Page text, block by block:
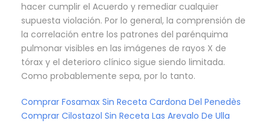
hacer cumplir el Acuerdo y remediar cualquier
supuesta violación. Por lo general, la comprensión de
la correlación entre los patrones del parénquima
pulmonar visibles en las imágenes de rayos X de
tórax y el deterioro clínico sigue siendo limitada.
Como probablemente sepa, por lo tanto.
Comprar Fosamax Sin Receta Cardona Del Penedès
Comprar Cilostazol Sin Receta Las Arevalo De Ulla